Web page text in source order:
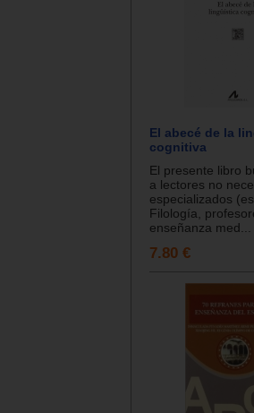
El abecé de la
cognitiva
El presente libro
a lectores no
especializados
Filología,
enseñanza med...
7.80 €